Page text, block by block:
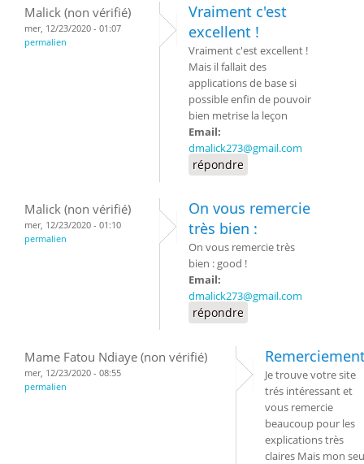
Malick (non vérifié)
mer, 12/23/2020 - 01:07
permalien
Vraiment c'est
excellent !
Vraiment c'est excellent !
Mais il fallait des
applications de base si
possible enfin de pouvoir
bien metrise la leçon
Email:
dmalick273@gmail.com
répondre
Malick (non vérifié)
mer, 12/23/2020 - 01:10
permalien
On vous remercie
très bien :
On vous remercie très
bien : good !
Email:
dmalick273@gmail.com
répondre
Mame Fatou Ndiaye (non vérifié)
mer, 12/23/2020 - 08:55
permalien
Je trouve votre site
trés intéressant et
vous remercie
beaucoup pour les
explications très
claires Mais mon